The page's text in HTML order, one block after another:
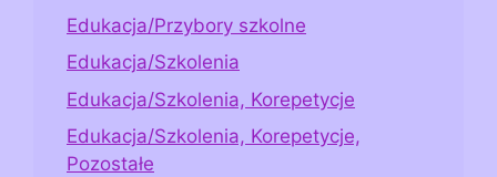
Edukacja/Przybory szkolne
Edukacja/Szkolenia
Edukacja/Szkolenia, Korepetycje
Edukacja/Szkolenia, Korepetycje,
Pozostałe